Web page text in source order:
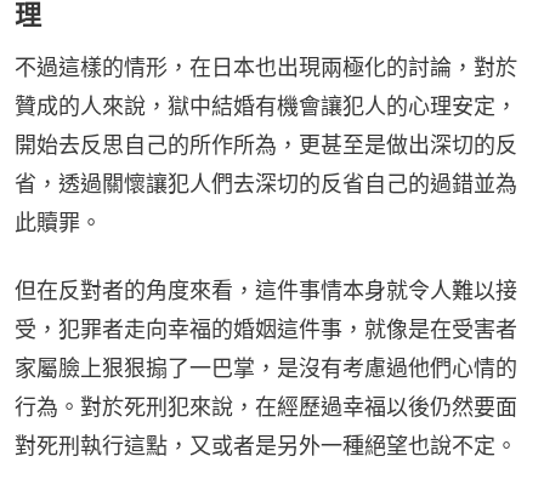
理
不過這樣的情形，在日本也出現兩極化的討論，對於
贊成的人來說，獄中結婚有機會讓犯人的心理安定，
開始去反思自己的所作所為，更甚至是做出深切的反
省，透過關懷讓犯人們去深切的反省自己的過錯並為
此贖罪。
但在反對者的角度來看，這件事情本身就令人難以接
受，犯罪者走向幸福的婚姻這件事，就像是在受害者
家屬臉上狠狠搧了一巴掌，是沒有考慮過他們心情的
行為。對於死刑犯來說，在經歷過幸福以後仍然要面
對死刑執行這點，又或者是另外一種絕望也說不定。